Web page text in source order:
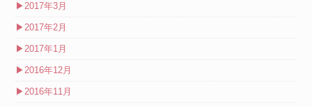
▶2017年3月
▶2017年2月
▶2017年1月
▶2016年12月
▶2016年11月